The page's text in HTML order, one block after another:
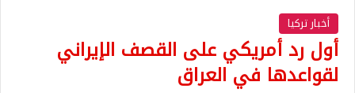
أخبار تركيا
أول رد أمريكي على القصف الإيراني
لقواعدها في العراق